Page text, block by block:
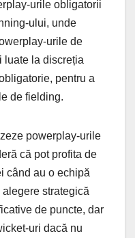
urile obligatorii
ului, unde
urile de
luate la discreția
pentru a
de fielding.
powerplay-urile
că pot profita de
când au o echipă
strategică
de puncte, dar
uri dacă nu